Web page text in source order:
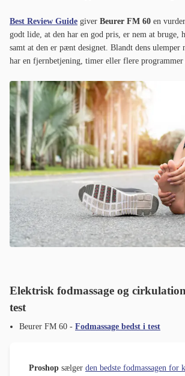
Best Review Guide giver Beurer FM 60 en
godt lide, at den har en god pris, er nem at bruge,
samt at den er pænt designet. Blandt dens ulemper
har en fjernbetjening, timer eller flere programmer
Elektrisk fodmassage og
test
Beurer FM 60 - Fodmassage bedst i test
Proshop sælger den bedste fodmassagen for